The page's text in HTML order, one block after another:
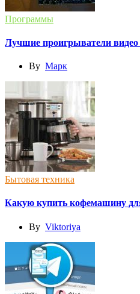
Программы
Лучшие проигрыватели
By Марк
Бытовая техника
Какую купить кофемашину
By Viktoriya